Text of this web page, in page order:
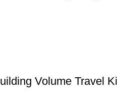
Volume Travel